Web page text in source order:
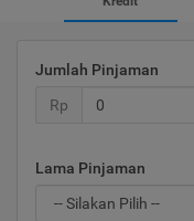
Jumlah Pinjaman
Rp
Lama Pinjaman